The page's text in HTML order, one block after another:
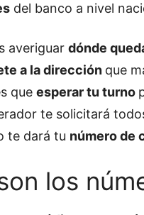
del banco a nivel
averiguar dónde
a la dirección que
que esperar tu turno
te solicitará
te dará tu número de
los